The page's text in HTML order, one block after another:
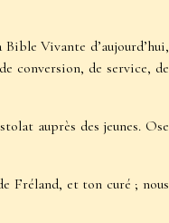
Vivante d’aujourd’hui,
conversion, de service, de
auprès des jeunes. Ose
Fréland, et ton curé ; nous